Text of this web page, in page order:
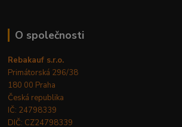
O společnosti
Rebakauf s.r.o.
Primátorská 296/38
180 00 Praha
Česká republika
IČ: 24798339
DIČ: CZ24798339